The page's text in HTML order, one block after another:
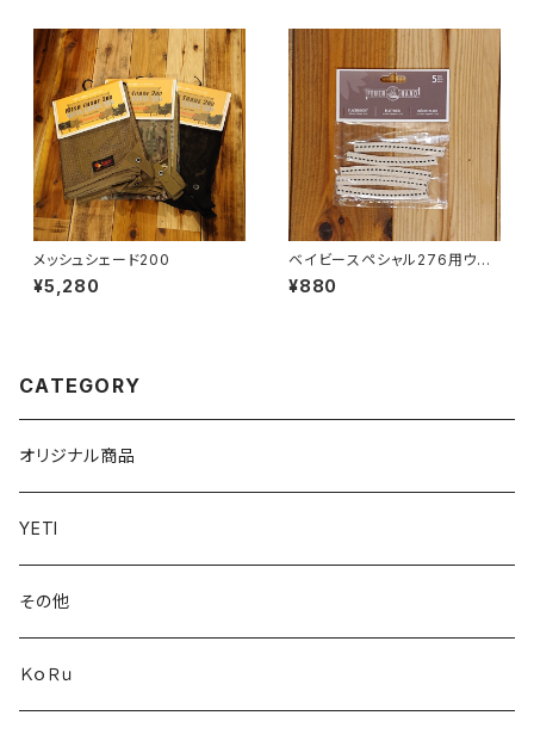
メッシュシェード200
¥5,280
ベイビースペシャル276用ウィッ
ク 5本ｾｯﾄ
¥880
CATEGORY
オリジナル商品
YETI
その他
ＫｏＲｕ